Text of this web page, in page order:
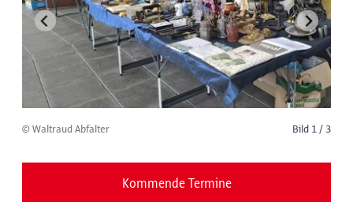
© Waltraud Abfalter Bild 1 / 3
Kommende Termine